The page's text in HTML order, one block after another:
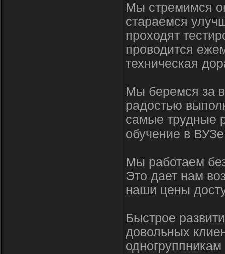
Мы стремимся
стараемся
проходят
проводится
техническая
Мы беремся за
радостью
самые трудные
обучение в
Мы работаем
Это дает нам
наши цены
Быстрое
довольных